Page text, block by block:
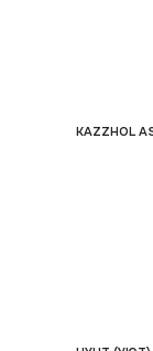
KAZZHOL